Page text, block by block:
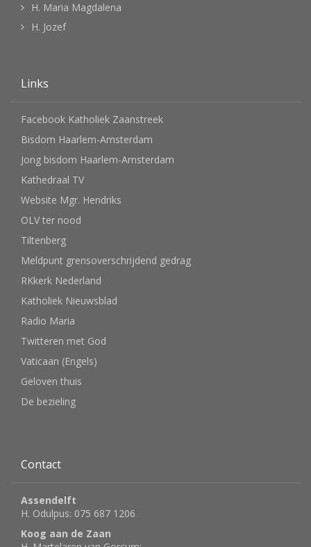
H. Maria Magdalena
H. Jozef
Links
Facebook Katholiek Zaanstreek
Bisdom Haarlem-Amsterdam
Jong bisdom Haarlem-Amsterdam
Kathedraal TV
Website Mgr. Hendriks
OLV ter nood
Tiltenberg
Meldpunt grensoverschrijdend gedrag
RKkerk Nederland
Katholiek Nieuwsblad
Radio Maria
Twitteren met God
Vaticaan (Engels)
Geloven thuis
De bezieling
Contact
Assendelft
H. Odulpus: 075 687 1206
Koog aan de Zaan